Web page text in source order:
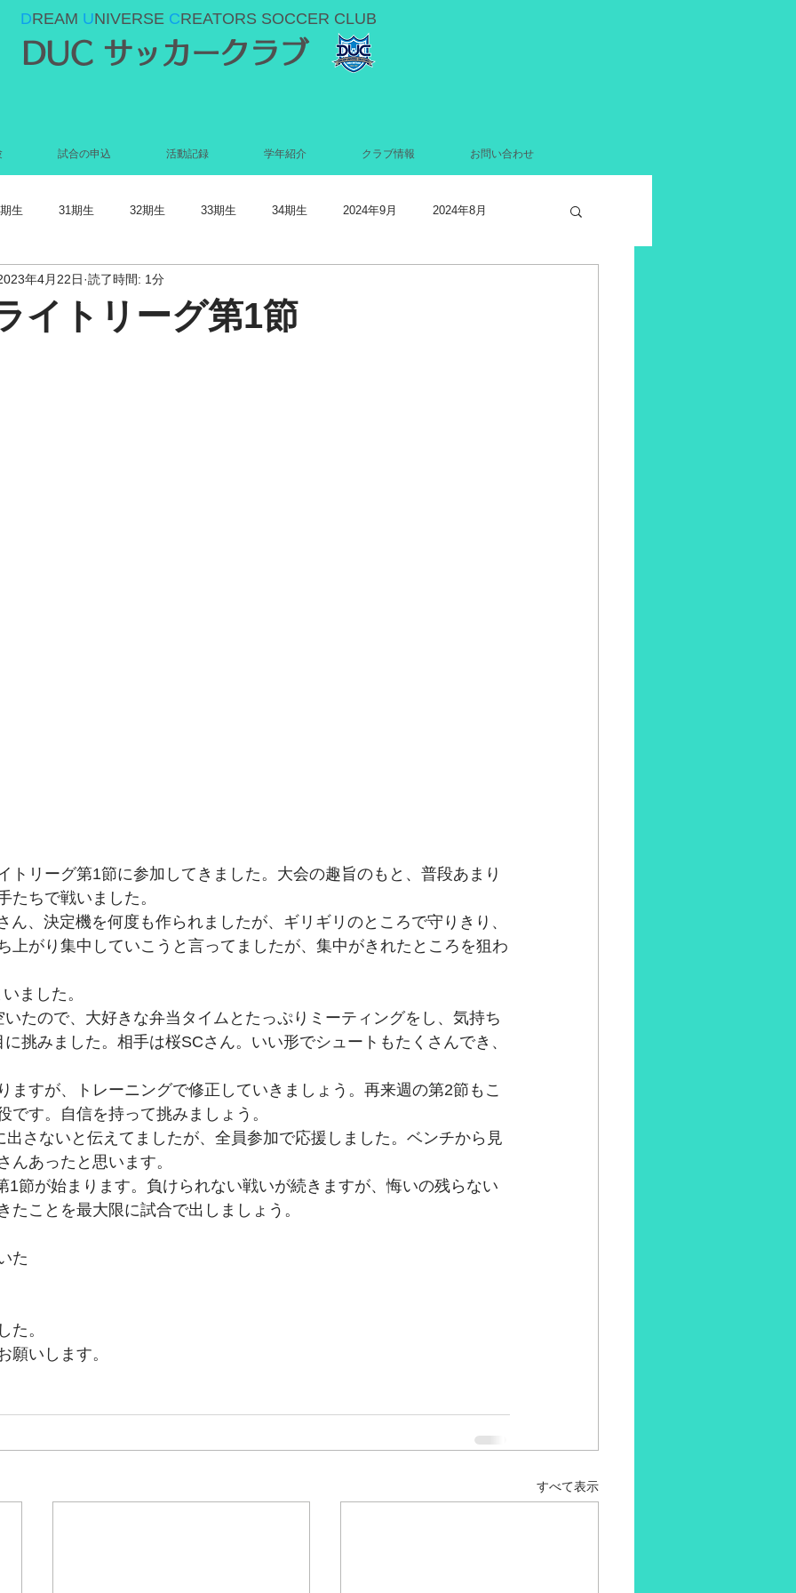
DREAM UNIVERSE CREATORS SOCCER CLUB
DUC サッカークラブ
試合の申込 活動記録 学年紹介 クラブ情報 お問い合わせ
生 31期生 32期生 33期生 34期生 2024年9月 2024年8月
年5月 2022年4月
イトリーグ第1節
年4月22日 読了時間: 1分
トリーグ第1節に参加してきました。大会の趣旨のもと、普段あまり
たちで戦いました。
ん、決定機を何度も作られましたが、ギリギリのところで守りきり、
上がり集中していこうと言ってましたが、集中がきれたところを狙わ
ました。
たので、大好きな弁当タイムとたっぷりミーティングをし、気持ち
挑みました。相手は桜SCさん。いい形でシュートもたくさんでき、
ますが、トレーニングで修正していきましょう。再来週の第2節もこ
です。自信を持って挑みましょう。
出さないと伝えてましたが、全員参加で応援しました。ベンチから見
んあったと思います。
1節が始まります。負けられない戦いが続きますが、悔いの残らない
たことを最大限に試合で出しましょう。
た
た。
願いします。
すべて表示